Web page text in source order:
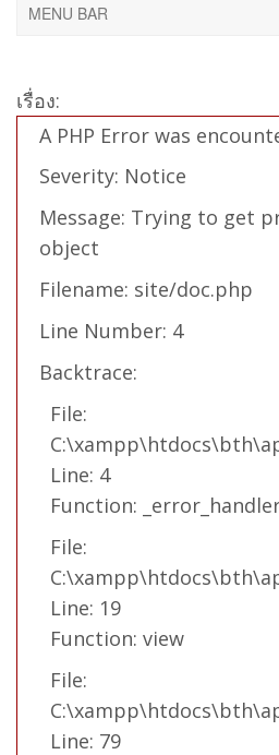
MENU BAR
เรื่อง:
A PHP Error was
Severity: Notice
Message: Trying to get
object
Filename: site/doc.php
Line Number: 4
Backtrace:
File:
Line: 4
Function:
File:
Line: 19
Function: view
File:
Line: 79